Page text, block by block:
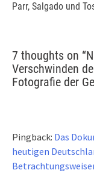
Parr, Salgado und
7 thoughts on “
Verschwinden
Fotografie der
Pingback: Das
heutigen